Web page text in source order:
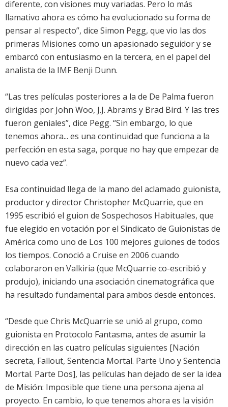
diferente, con visiones muy variadas. Pero lo más
llamativo ahora es cómo ha evolucionado su forma de
pensar al respecto”, dice Simon Pegg, que vio las dos
primeras Misiones como un apasionado seguidor y se
embarcó con entusiasmo en la tercera, en el papel del
analista de la IMF Benji Dunn.
“Las tres películas posteriores a la de De Palma fueron
dirigidas por John Woo, J.J. Abrams y Brad Bird. Y las tres
fueron geniales”, dice Pegg. “Sin embargo, lo que
tenemos ahora... es una continuidad que funciona a la
perfección en esta saga, porque no hay que empezar de
nuevo cada vez”.
Esa continuidad llega de la mano del aclamado guionista,
productor y director Christopher McQuarrie, que en
1995 escribió el guion de Sospechosos Habituales, que
fue elegido en votación por el Sindicato de Guionistas de
América como uno de Los 100 mejores guiones de todos
los tiempos. Conoció a Cruise en 2006 cuando
colaboraron en Valkiria (que McQuarrie co-escribió y
produjo), iniciando una asociación cinematográfica que
ha resultado fundamental para ambos desde entonces.
“Desde que Chris McQuarrie se unió al grupo, como
guionista en Protocolo Fantasma, antes de asumir la
dirección en las cuatro películas siguientes [Nación
secreta, Fallout, Sentencia Mortal. Parte Uno y Sentencia
Mortal. Parte Dos], las películas han dejado de ser la idea
de Misión: Imposible que tiene una persona ajena al
proyecto. En cambio, lo que tenemos ahora es la visión